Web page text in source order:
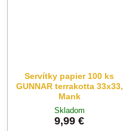
Servítky papier 100 ks
GUNNAR terrakotta 33x33,
Mank
Skladom
9,99 €